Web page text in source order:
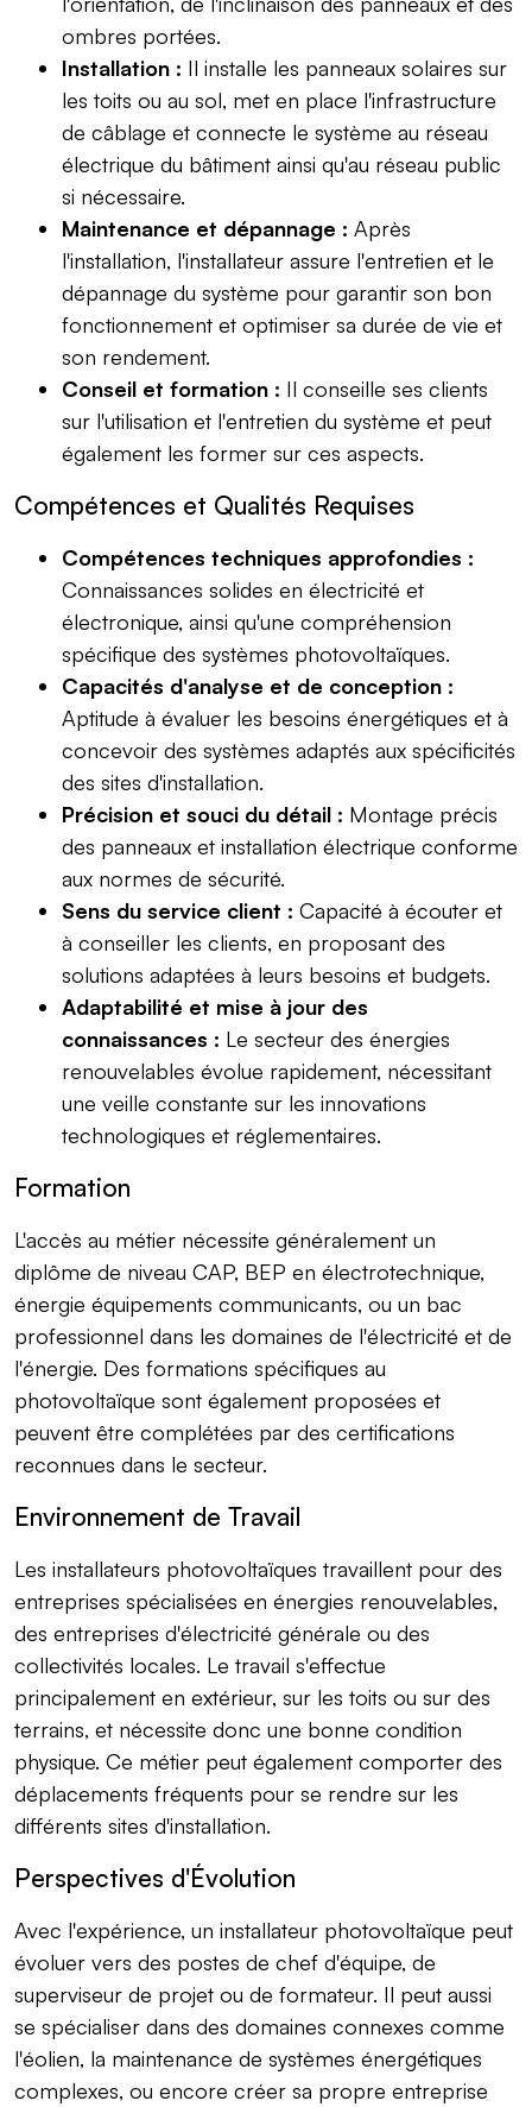
ombres portées.
Installation : Il installe les panneaux solaires sur
les toits ou au sol, met en place l'infrastructure
de câblage et connecte le système au réseau
électrique du bâtiment ainsi qu'au réseau public
si nécessaire.
Maintenance et dépannage : Après
l'installation, l'installateur assure l'entretien et le
dépannage du système pour garantir son bon
fonctionnement et optimiser sa durée de vie et
son rendement.
Conseil et formation : Il conseille ses clients
sur l'utilisation et l'entretien du système et peut
également les former sur ces aspects.
Compétences et Qualités Requises
Compétences techniques approfondies :
Connaissances solides en électricité et
électronique, ainsi qu'une compréhension
spécifique des systèmes photovoltaïques.
Capacités d'analyse et de conception :
Aptitude à évaluer les besoins énergétiques et à
concevoir des systèmes adaptés aux spécificités
des sites d'installation.
Précision et souci du détail : Montage précis
des panneaux et installation électrique conforme
aux normes de sécurité.
Sens du service client : Capacité à écouter et
à conseiller les clients, en proposant des
solutions adaptées à leurs besoins et budgets.
Adaptabilité et mise à jour des
connaissances : Le secteur des énergies
renouvelables évolue rapidement, nécessitant
une veille constante sur les innovations
technologiques et réglementaires.
Formation
L'accès au métier nécessite généralement un
diplôme de niveau CAP, BEP en électrotechnique,
énergie équipements communicants, ou un bac
professionnel dans les domaines de l'électricité et de
l'énergie. Des formations spécifiques au
photovoltaïque sont également proposées et
peuvent être complétées par des certifications
reconnues dans le secteur.
Environnement de Travail
Les installateurs photovoltaïques travaillent pour des
entreprises spécialisées en énergies renouvelables,
des entreprises d'électricité générale ou des
collectivités locales. Le travail s'effectue
principalement en extérieur, sur les toits ou sur des
terrains, et nécessite donc une bonne condition
physique. Ce métier peut également comporter des
déplacements fréquents pour se rendre sur les
différents sites d'installation.
Perspectives d'Évolution
Avec l'expérience, un installateur photovoltaïque peut
évoluer vers des postes de chef d'équipe, de
superviseur de projet ou de formateur. Il peut aussi
se spécialiser dans des domaines connexes comme
l'éolien, la maintenance de systèmes énergétiques
complexes, ou encore créer sa propre entreprise